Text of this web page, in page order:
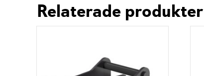
Relaterade produkter